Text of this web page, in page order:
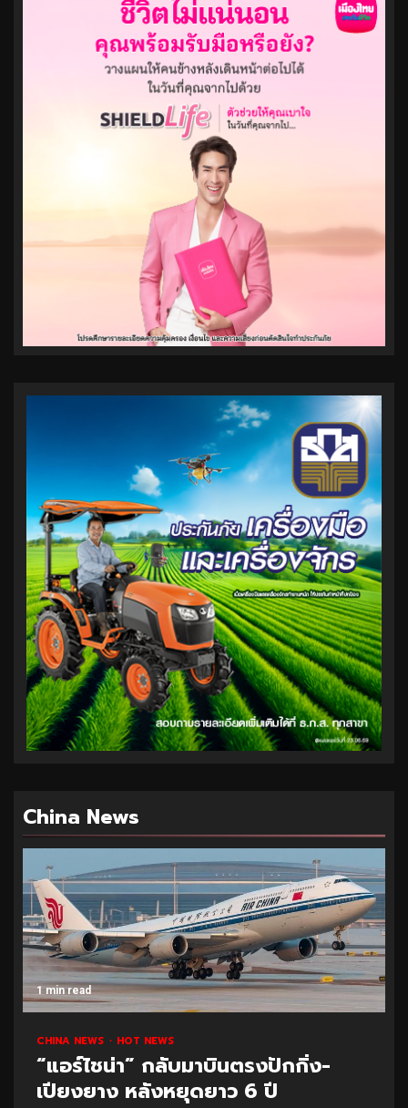
China News
1 min read
CHINA NEWS HOT NEWS
“แอร์ไชน่า” กลับมาบินตรงปักกิ่ง-
เปียงยาง หลังหยุดยาว 6 ปี